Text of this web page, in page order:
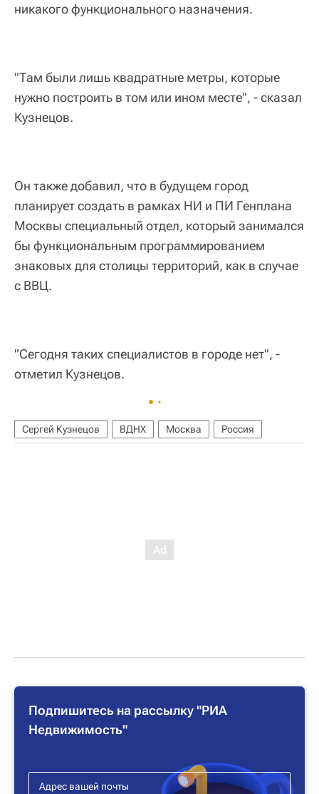
никакого функционального назначения.
"Там были лишь квадратные метры, которые
нужно построить в том или ином месте", - сказал
Кузнецов.
Он также добавил, что в будущем город
планирует создать в рамках НИ и ПИ Генплана
Москвы специальный отдел, который занимался
бы функциональным программированием
знаковых для столицы территорий, как в случае
с ВВЦ.
"Сегодня таких специалистов в городе нет", -
отметил Кузнецов.
Сергей Кузнецов ВДНХ Москва Россия
Подпишитесь на рассылку "РИА
Недвижимость"